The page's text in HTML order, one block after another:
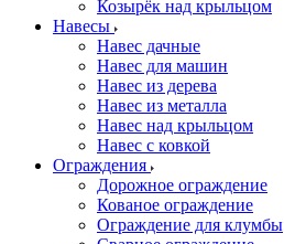
Козырёк над крыльцом
Навесы
Навес дачные
Навес для машин
Навес из дерева
Навес из металла
Навес над крыльцом
Навес с ковкой
Ограждения
Дорожное ограждение
Кованое ограждение
Ограждение для клумбы